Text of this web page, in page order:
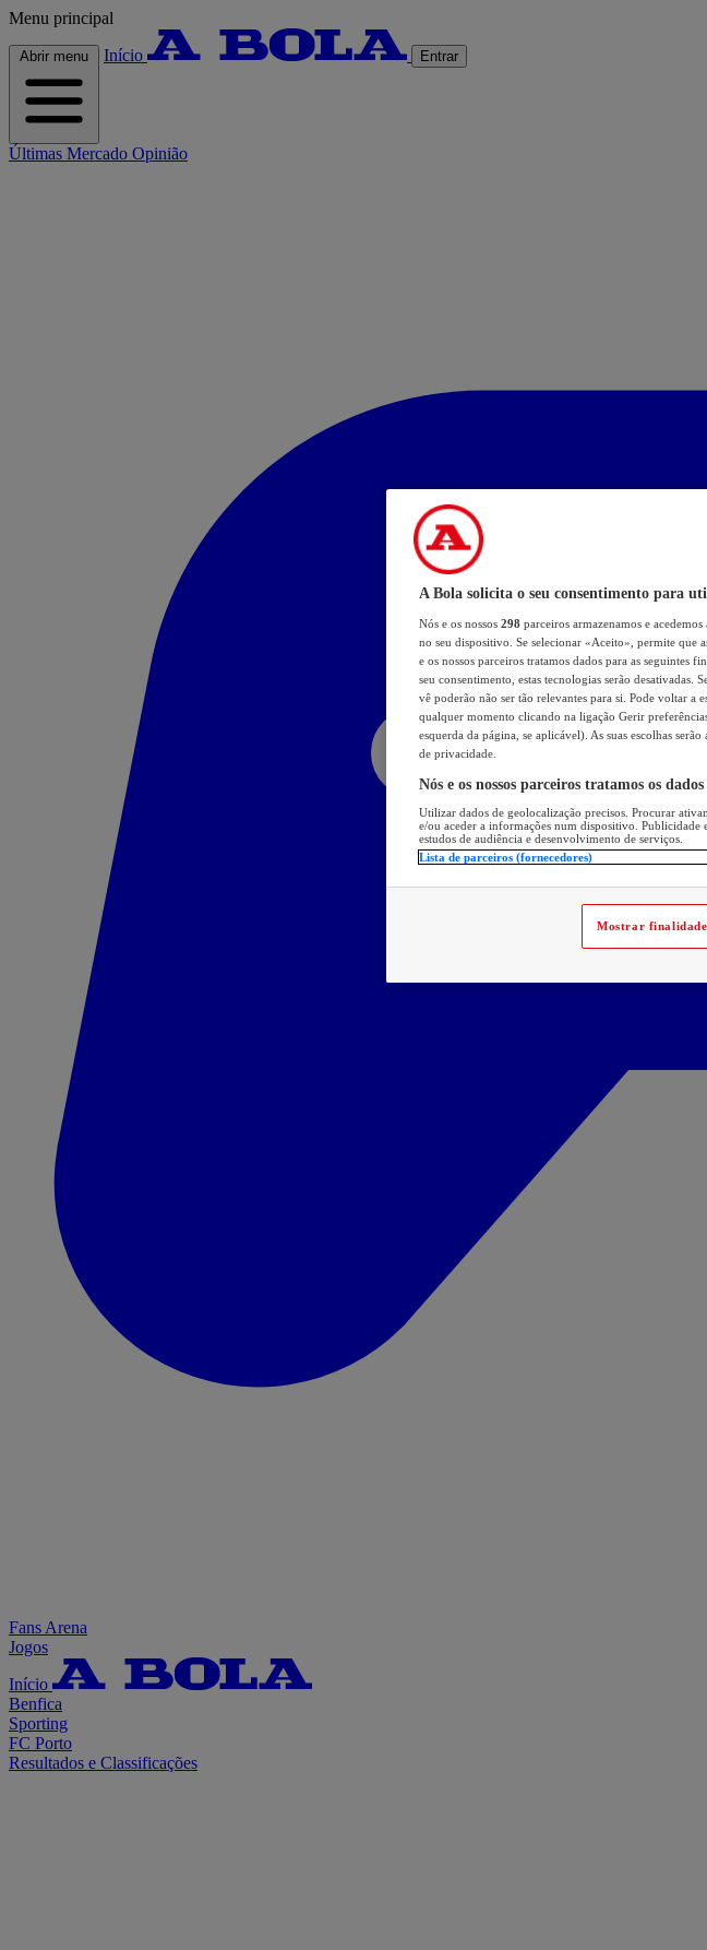
Menu principal
Abrir menu Início Entrar
Últimas Mercado Opinião
Fans Arena
Jogos
Início
Benfica
Sporting
FC Porto
Resultados e Classificações
A Bola solicita o seu consentimento para
Nós e os nossos 298 parceiros armazenamos e
no seu dispositivo. Se selecionar «Aceito», permite que
e os nossos parceiros tratamos dados para as seguintes
seu consentimento, estas tecnologias serão desativadas.
vê poderão não ser tão relevantes para si. Pode voltar a
qualquer momento clicando na ligação Gerir
esquerda da página, se aplicável). As suas escolhas
de privacidade.
Nós e os nossos parceiros tratamos os
Utilizar dados de geolocalização precisos. Procurar
e/ou aceder a informações num dispositivo. Publicidade
estudos de audiência e desenvolvimento de serviços.
Lista de parceiros (fornecedores)
Mostrar